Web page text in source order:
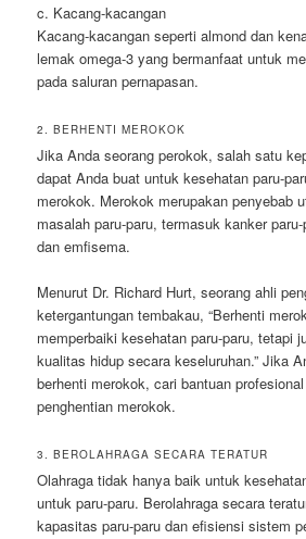
c. Kacang-kacangan
Kacang-kacangan seperti almond dan
lemak omega-3 yang bermanfaat untuk
pada saluran pernapasan.
2. BERHENTI MEROKOK
Jika Anda seorang perokok, salah satu
dapat Anda buat untuk kesehatan paru-
merokok. Merokok merupakan penyebab
masalah paru-paru, termasuk kanker
dan emfisema.
Menurut Dr. Richard Hurt, seorang ahli
ketergantungan tembakau, “Berhenti
memperbaiki kesehatan paru-paru, tetapi
kualitas hidup secara keseluruhan.” Jika
berhenti merokok, cari bantuan
penghentian merokok.
3. BEROLAHRAGA SECARA TERATUR
Olahraga tidak hanya baik untuk
untuk paru-paru. Berolahraga secara
kapasitas paru-paru dan efisiensi sistem